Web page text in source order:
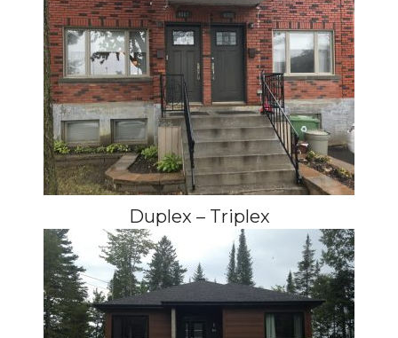
Duplex – Triplex